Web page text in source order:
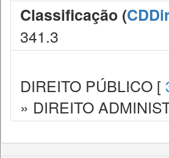
Classificação (
341.3
DIREITO PÚBLICO [
» DIREITO